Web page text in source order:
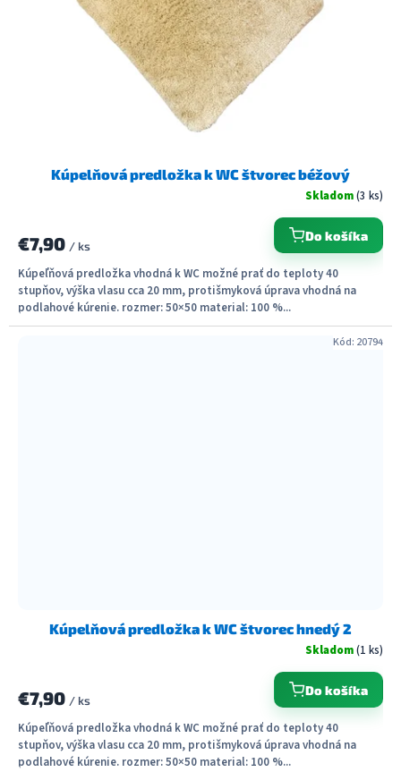
Kúpelňová predložka k WC štvorec béžový
Skladom(3 ks)
€7,90 / ks
Do košíka
Kúpeľňová predložka vhodná k WC možné prať do teploty 40
stupňov, výška vlasu cca 20 mm, protišmyková úprava vhodná na
podlahové kúrenie. rozmer: 50×50 material: 100 %...
Kúpelňová predložka k WC štvorec hnedý 2
Skladom(1 ks)
€7,90 / ks
Do košíka
Kúpeľňová predložka vhodná k WC možné prať do teploty 40
stupňov, výška vlasu cca 20 mm, protišmyková úprava vhodná na
podlahové kúrenie. rozmer: 50×50 material: 100 %...
Kód: 20794